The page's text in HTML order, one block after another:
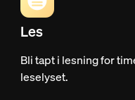
Les
Bli tapt i lesning for
leselyset.